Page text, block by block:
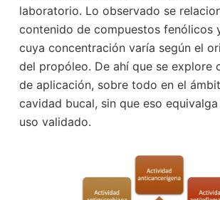
laboratorio. Lo observado se
contenido de compuestos fenólicos
cuya concentración varía según el
del propóleo. De ahí que se explore
de aplicación, sobre todo en el
cavidad bucal, sin que eso
uso validado.